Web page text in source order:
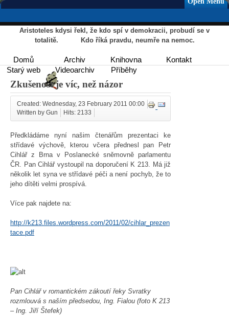
Aristoteles kdysi řekl, že kdo spí v demokracii, probudí se v
totalitě. Kdo říká pravdu, neumře na nemoc.
Domů Archiv Knihovna
Kontakt
Starý web
Videoarchiv Příběhy
Zkušenost je víc, než názor
Created: Wednesday, 23 February 2011 00:00
Written by Gun
Hits: 2133
Předkládáme nyní našim čtenářům prezentaci ke
střídavé výchově, kterou včera přednesl pan Petr
Cihlář z Brna v Poslanecké sněmovně parlamentu
ČR. Pan Cihlář vystoupil na doporučení K 213. Má již
několik let syna ve střídavé péči a není pochyb, že to
jeho dítěti velmi prospívá.
Více pak najdete na:
http://k213.files.wordpress.com/2011/02/cihlar_prezen
tace.pdf
Pan Cihlář v romantickém zákoutí řeky Svratky
rozmlouvá s naším předsedou, Ing. Fialou (foto K 213
– Ing. Jiří Štefek)